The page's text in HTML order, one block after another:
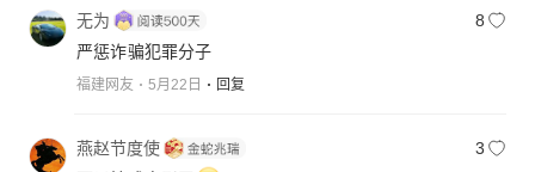
无为
8
严惩诈骗犯罪分子
福建网友 5月22日 回复
燕赵节度使
3